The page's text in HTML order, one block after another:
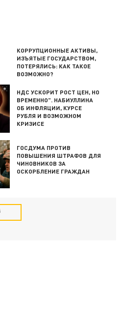
КОРРУПЦИОННЫЕ АКТИВЫ,
ИЗЪЯТЫЕ ГОСУДАРСТВОМ,
ПОТЕРЯЛИСЬ: КАК ТАКОЕ
ВОЗМОЖНО?
НДС УСКОРИТ РОСТ ЦЕН, НО
ВРЕМЕННО". НАБИУЛЛИНА
ОБ ИНФЛЯЦИИ, КУРСЕ
РУБЛЯ И ВОЗМОЖНОМ
КРИЗИСЕ
ГОСДУМА ПРОТИВ
ПОВЫШЕНИЯ ШТРАФОВ ДЛЯ
ЧИНОВНИКОВ ЗА
ОСКОРБЛЕНИЕ ГРАЖДАН